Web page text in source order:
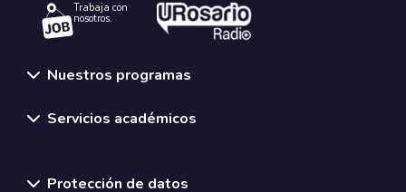
Trabaja con
nosotros.
Nuestros programas
Servicios académicos
Protección de datos